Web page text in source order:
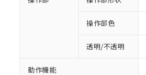
操作部色
透明/不透明
動作機能